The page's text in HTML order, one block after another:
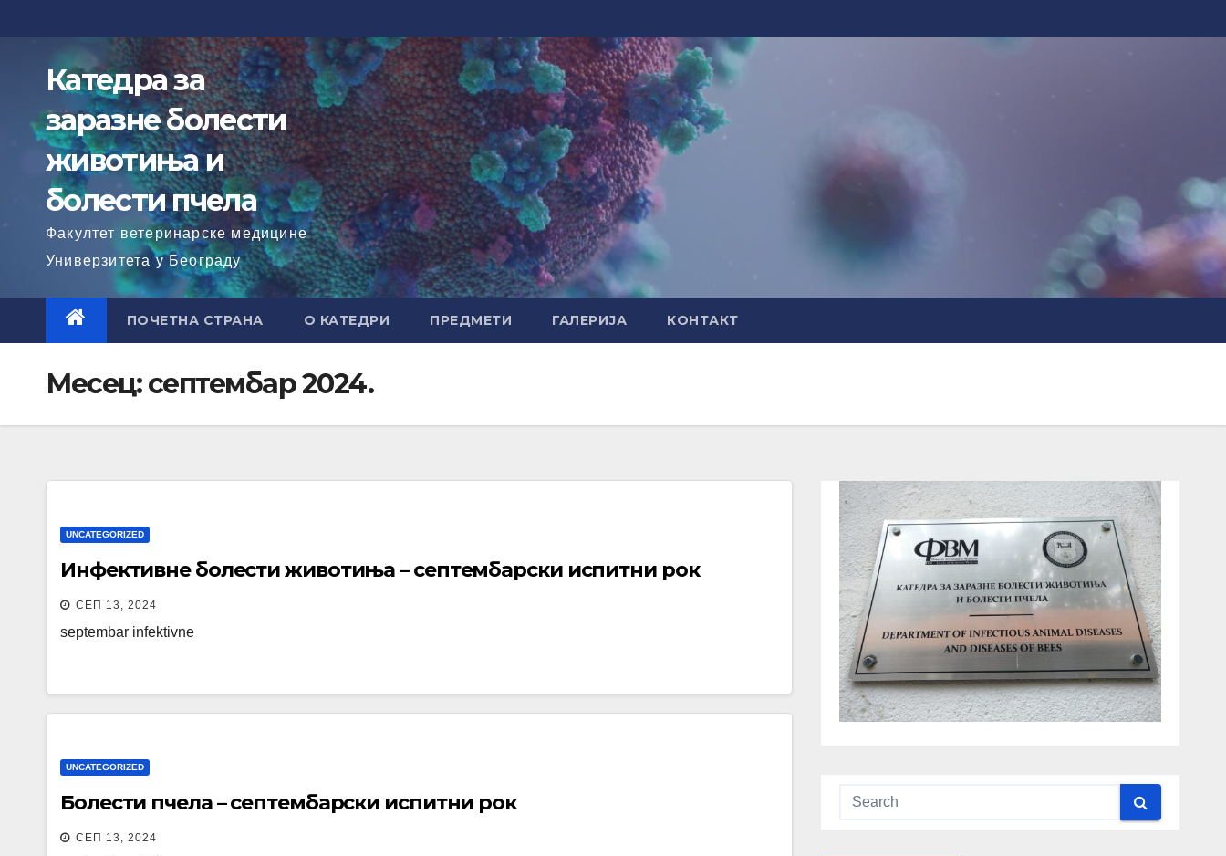
Катедра за
заразне болести
животиња и
болести пчела
Факултет ветеринарске медицине
Универзитета у Београду
ПОЧЕТНА СТРАНА О КАТЕДРИ ПРЕДМЕТИ ГАЛЕРИЈА КОНТАКТ
Месец:септембар 2024.
UNCATEGORIZED
Инфективне болести животиња – септембарски испитни рок
СЕП 13, 2024
septembar infektivne
UNCATEGORIZED
Болести пчела – септембарски испитни рок
СЕП 13, 2024